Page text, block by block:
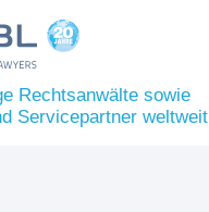
Rechtsanwälte sowie
Servicepartner weltweit